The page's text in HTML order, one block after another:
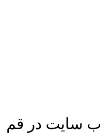
سایت در قم